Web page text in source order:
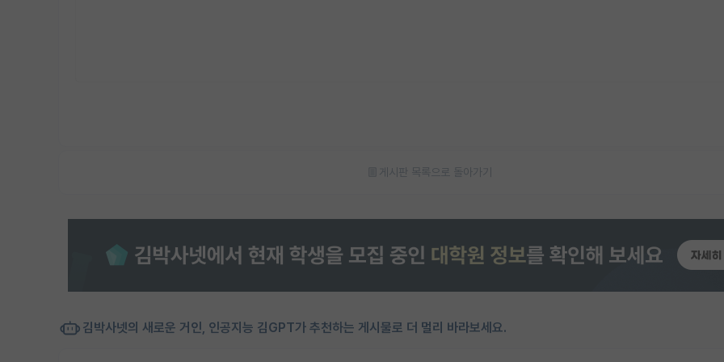
게시판 목록으로 돌아가기
김박사넷의 새로운 거인, 인공지능 김GPT가 추천하는 게시물로 더 멀리 바라보세요.